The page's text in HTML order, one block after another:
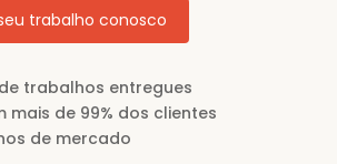
trabalho conosco
trabalhos entregues
mais de 99% dos clientes
de mercado